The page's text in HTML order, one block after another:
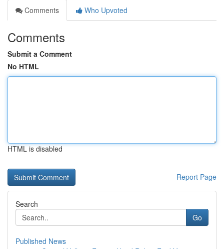
Comments
Who Upvoted
Comments
Submit a Comment
No HTML
HTML is disabled
Report Page
Search
Go
Published News